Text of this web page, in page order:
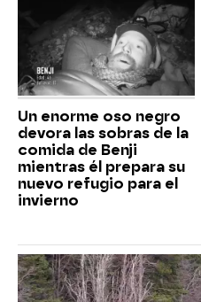
Un enorme oso negro
devora las sobras de la
comida de Benji
mientras él prepara su
nuevo refugio para el
invierno